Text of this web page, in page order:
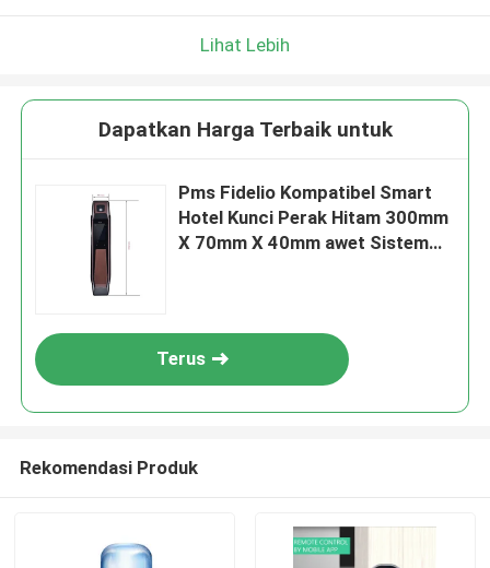
Lihat Lebih
Dapatkan Harga Terbaik untuk
Pms Fidelio Kompatibel Smart
Hotel Kunci Perak Hitam 300mm
X 70mm X 40mm awet Sistem
Terus
Rekomendasi Produk